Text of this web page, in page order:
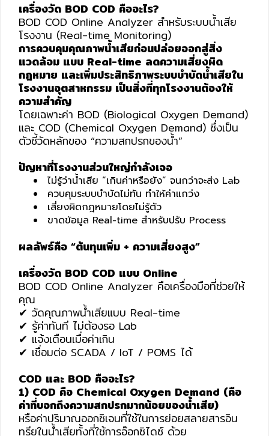
ระบบ
ส่ง
กำลัง)
CONVEYOR
(โซ่
และ
สายพาน
ลำเลียง
รวม
ปก
Services
Repair
request
News
Activity
เครื่องวัด BOD COD คืออะไร?
BOD COD Online Analyzer สำหรับระบบน้ำเสีย
โรงงาน (Real-time Monitoring)
การควบคุมคุณภาพน้ำเสียก่อนปล่อยออกสู่สิ่ง
แวดล้อม แบบ Real-time ลดความเสี่ยงผิด
กฎหมาย และเพิ่มประสิทธิภาพระบบบำบัดน้ำเสียใน
โรงงานอุตสาหกรรม เป็นสิ่งที่ทุกโรงงานต้องให้
ความสำคัญ
โดยเฉพาะค่า BOD (Biological Oxygen Demand)
และ COD (Chemical Oxygen Demand) ซึ่งเป็น
ตัวชี้วัดหลักของ “ความสกปรกของน้ำ”
ปัญหาที่โรงงานส่วนใหญ่กำลังเจอ
ไม่รู้ว่าน้ำเสีย “เกินค่าหรือยัง” จนกว่าจะส่ง Lab
ควบคุมระบบบำบัดไม่ทัน ทำให้ค่าแกว่ง
เสี่ยงผิดกฎหมายโดยไม่รู้ตัว
ขาดข้อมูล Real-time สำหรับปรับ Process
ผลลัพธ์คือ “ต้นทุนเพิ่ม + ความเสี่ยงสูง”
เครื่องวัด BOD COD แบบ Online
BOD COD Online Analyzer คือเครื่องมือที่ช่วยให้
คุณ
✔ วัดคุณภาพน้ำเสียแบบ Real-time
✔ รู้ค่าทันที ไม่ต้องรอ Lab
✔ แจ้งเตือนเมื่อค่าเกิน
✔ เชื่อมต่อ SCADA / IoT / POMS ได้
COD และ BOD คืออะไร?
1) COD คือ Chemical Oxygen Demand (คือ
ค่าที่บอกถึงความสกปรกมากน้อยของน้ำเสีย)
หรือค่าปริมาณออกซิเจนที่ใช้ในการย่อยสลายสารอิน
ทรียในน้ำเสียทั้งที่ใช้การอ๊อกซิไดซ์ ด้วย